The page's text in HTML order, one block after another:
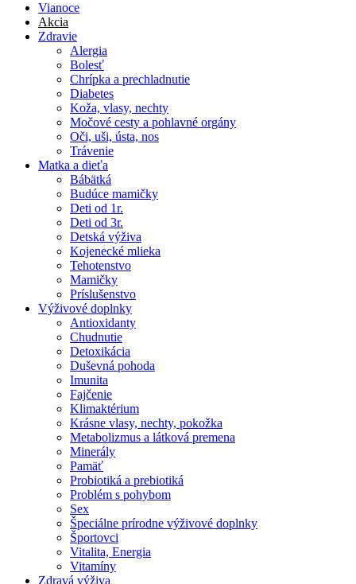
Vianoce
Akcia
Zdravie
Alergia
Bolesť
Chrípka a prechladnutie
Diabetes
Koža, vlasy, nechty
Močové cesty a pohlavné orgány
Oči, uši, ústa, nos
Trávenie
Matka a dieťa
Bábätká
Budúce mamičky
Deti od 1r.
Deti od 3r.
Detská výživa
Kojenecké mlieka
Tehotenstvo
Mamičky
Príslušenstvo
Výživové doplnky
Antioxidanty
Chudnutie
Detoxikácia
Duševná pohoda
Imunita
Fajčenie
Klimaktérium
Krásne vlasy, nechty, pokožka
Metabolizmus a látková premena
Minerály
Pamäť
Probiotiká a prebiotiká
Problém s pohybom
Sex
Špeciálne prírodne výživové doplnky
Športovci
Vitalita, Energia
Vitamíny
Zdravá výživa